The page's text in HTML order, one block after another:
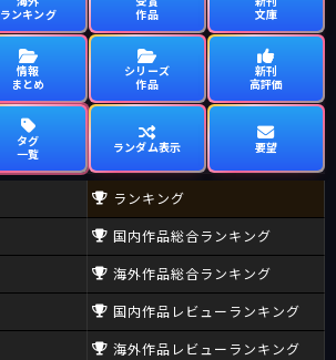
ランキング
作品
文庫
情報
まとめ
シリーズ
作品
新刊
高評価
タグ
一覧
ランダム表示 要望
ランキング
国内作品総合ランキング
海外作品総合ランキング
国内作品レビューランキング
海外作品レビューランキング